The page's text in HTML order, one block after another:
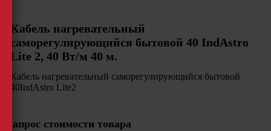
Кабель нагревательный
саморегулирующийся бытовой 40 IndAstro
Lite 2, 40 Вт/м 40 м.
Кабель нагревательный саморегулирующийся бытовой
40IndAstro Lite2
Запрос стоимости товара